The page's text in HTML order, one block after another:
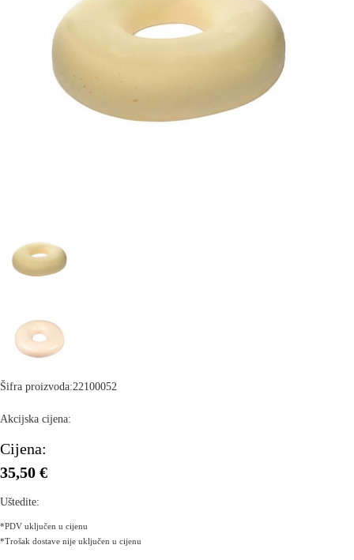
Šifra proizvoda:22100052
Akcijska cijena:
Cijena:
35,50 €
Uštedite:
*PDV uključen u cijenu
*Trošak dostave nije uključen u cijenu